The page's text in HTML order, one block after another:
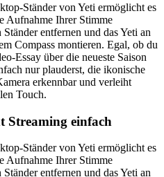
Ständer von Yeti ermöglicht es
Aufnahme Ihrer Stimme
entfernen und das Yeti an
Compass montieren. Egal, ob du
Essay über die neueste Saison
nur plauderst, die ikonische
erkennbar und verleiht
Touch.
Streaming einfach
Ständer von Yeti ermöglicht es
Aufnahme Ihrer Stimme
entfernen und das Yeti an